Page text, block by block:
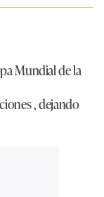
Mundial de la
, dejando